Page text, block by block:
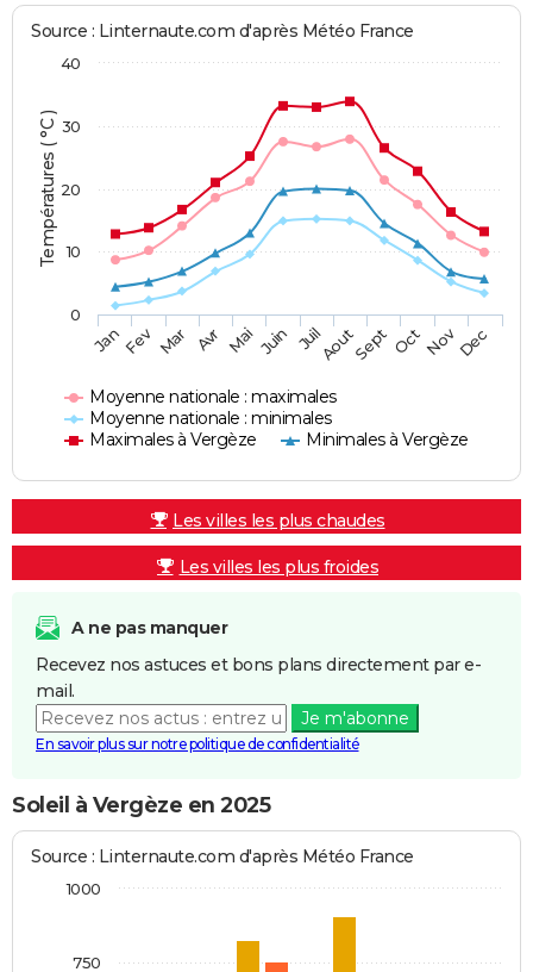
Températures ( °C )
Source : Linternaute.com d'après Météo France
Moyenne nationale : maximales
Moyenne nationale : minimales
Maximales à Vergèze
Minimales à Vergèze
JanFev Mar Avr Mai Juin JuilAoutSept OctNovDec
0
10
20
30
40
Les villes les plus chaudes
Les villes les plus froides
A ne pas manquer
Recevez nos astuces et bons plans directement par e-
mail.
Je m'abonne
En savoir plus sur notre politique de confidentialité
Soleil à Vergèze en 2025
Source : Linternaute.com d'après Météo France
750
1000